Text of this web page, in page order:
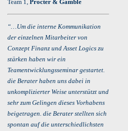
Team 1, Procter & Gamble
“…Um die interne Kommunikation
der einzelnen Mitarbeiter von
Conzept Finanz und Asset Logics zu
stärken haben wir ein
Teamentwicklungsseminar gestartet.
die Berater haben uns dabei in
unkomplizierter Weise unterstützt und
sehr zum Gelingen dieses Vorhabens
beigetragen. die Berater stellten sich
spontan auf die unterschiedlichsten